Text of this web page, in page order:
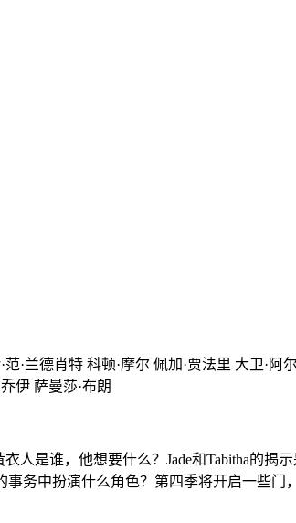
·兰德肖特 科顿·摩尔 佩加·贾法里 大卫·阿
伊 萨曼莎·布朗
是谁，他想要什么？Jade和Tabitha的揭
务中扮演什么角色？第四季将开启一些门